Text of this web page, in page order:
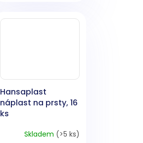
Hansaplast
náplast na prsty, 16
ks
Skladem (>5 ks)